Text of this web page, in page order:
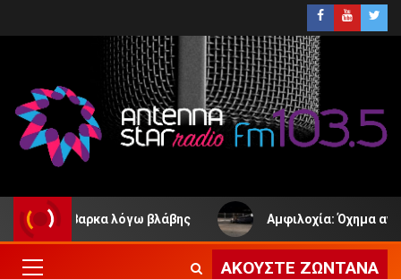
λόγω βλάβης Αμφιλοχία: Όχημα
ΑΚΟΎΣΤΕ ΖΩΝΤΑΝΆ